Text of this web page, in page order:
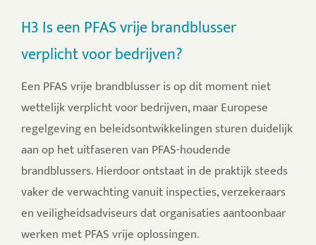
H3 Is een PFAS vrije brandblusser
verplicht voor bedrijven?
Een PFAS vrije brandblusser is op dit moment niet
wettelijk verplicht voor bedrijven, maar Europese
regelgeving en beleidsontwikkelingen sturen duidelijk
aan op het uitfaseren van PFAS-houdende
brandblussers. Hierdoor ontstaat in de praktijk steeds
vaker de verwachting vanuit inspecties, verzekeraars
en veiligheidsadviseurs dat organisaties aantoonbaar
werken met PFAS vrije oplossingen.